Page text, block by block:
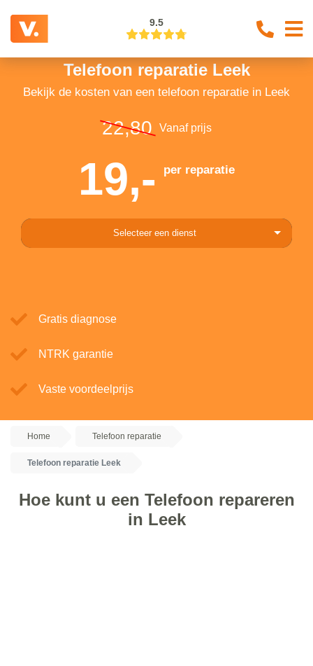
9.5
Telefoon reparatie Leek
Bekijk de kosten van een telefoon reparatie in Leek
22,80 Vanaf prijs
19,- per reparatie
Selecteer een dienst
Gratis diagnose
NTRK garantie
Vaste voordeelprijs
Home Telefoon reparatie
Telefoon reparatie Leek
Hoe kunt u een Telefoon repareren
in Leek